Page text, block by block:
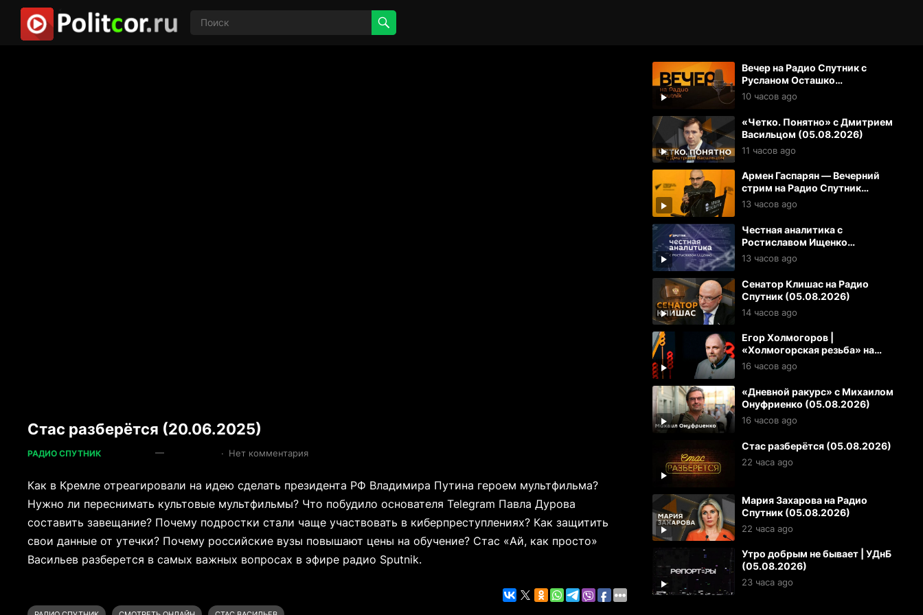
Стас разберётся (20.06.2025)
РАДИО СПУТНИК — · Нет комментария
Как в Кремле отреагировали на идею сделать президента РФ Владимира Путина героем мультфильма?
Нужно ли переснимать культовые мультфильмы? Что побудило основателя Telegram Павла Дурова
составить завещание? Почему подростки стали чаще участвовать в киберпреступлениях? Как защитить
свои данные от утечки? Почему российские вузы повышают цены на обучение? Стас «Ай, как просто»
Васильев разберется в самых важных вопросах в эфире радио Sputnik.
Вечер на Радио Спутник с
Русланом Осташко
(05.08.2026)
10 часов ago
«Четко. Понятно» с Дмитрием
Васильцом (05.08.2026)
11 часов ago
Армен Гаспарян — Вечерний
стрим на Радио Спутник
(05.08.2026)
13 часов ago
Честная аналитика с
Ростиславом Ищенко
(05.08.2026)
13 часов ago
Сенатор Клишас на Радио
Спутник (05.08.2026)
14 часов ago
Егор Холмогоров |
«Холмогорская резьба» на
Радио Спутник (05.08.2026)
16 часов ago
«Дневной ракурс» с Михаилом
Онуфриенко (05.08.2026)
16 часов ago
Стас разберётся (05.08.2026)
22 часа ago
Мария Захарова на Радио
Спутник (05.08.2026)
22 часа ago
Утро добрым не бывает | УДнБ
(05.08.2026)
23 часа ago